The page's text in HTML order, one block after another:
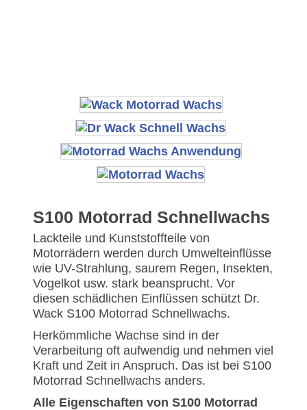
S100 Motorrad Schnellwachs
Lackteile und Kunststoffteile von
Motorrädern werden durch Umwelteinflüsse
wie UV-Strahlung, saurem Regen, Insekten,
Vogelkot usw. stark beansprucht. Vor
diesen schädlichen Einflüssen schützt Dr.
Wack S100 Motorrad Schnellwachs.
Herkömmliche Wachse sind in der
Verarbeitung oft aufwendig und nehmen viel
Kraft und Zeit in Anspruch. Das ist bei S100
Motorrad Schnellwachs anders.
Alle Eigenschaften von S100 Motorrad